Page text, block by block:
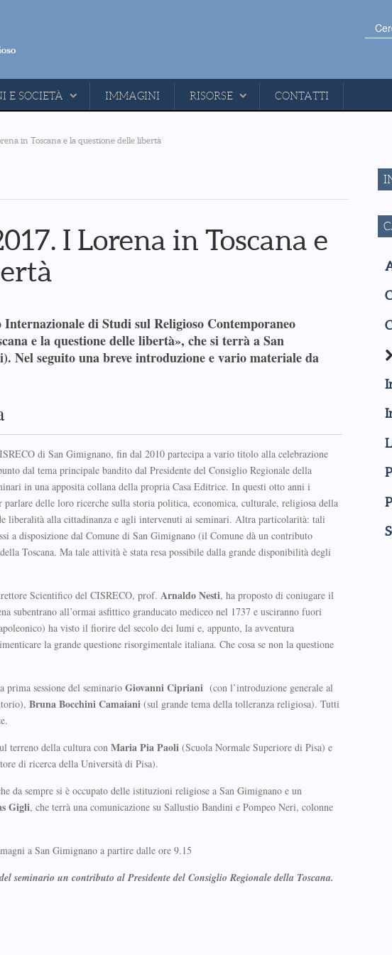
E SOCIETÀ IMMAGINI RISORSE CONTATTI
in Toscana e la questione delle libertà
I Lorena in Toscana e
di Studi sul Religioso Contemporaneo
e la questione delle libertà», che si terrà a San
Nel seguito una breve introduzione e vario materiale da
di San Gimignano, fin dal 2010 partecipa a vario titolo alla celebrazione
dal tema principale bandito dal Presidente del Consiglio Regionale della
in una apposita collana della propria Casa Editrice. In questi otto anni i
delle loro ricerche sulla storia politica, economica, culturale, religiosa della
liberalità alla cittadinanza e agli intervenuti ai seminari. Altra particolarità: tali
a disposizione dal Comune di San Gimignano (il Comune dà un contributo
Toscana. Ma tale attività è stata resa possibile dalla grande disponibilità degli
Scientifico del CISRECO, prof. Arnaldo Nesti, ha proposto di coniugare il
subentrano all’ormai asfittico granducato mediceo nel 1737 e usciranno fuori
ha visto il fiorire del secolo dei lumi e, appunto, la avventura
la grande questione risorgimentale italiana. Che cosa se non la questione
sessione del seminario Giovanni Cipriani (con l’introduzione generale al
Bruna Bocchini Camaiani (sul grande tema della tolleranza religiosa). Tutti
terreno della cultura con MariaPia Paoli (Scuola Normale Superiore di Pisa) e
di ricerca della Università di Pisa).
da sempre si è occupato delle istituzioni religiose a San Gimignano e un
Gigli, che terrà una comunicazione su Sallustio Bandini e Pompeo Neri, colonne
a San Gimignano a partire dalle ore 9.15
seminario un contributo al Presidente del Consiglio Regionale della Toscana.